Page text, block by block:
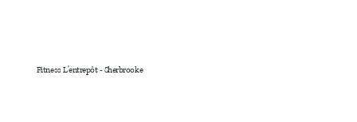
Fitness L'entrepôt - Sherbrooke